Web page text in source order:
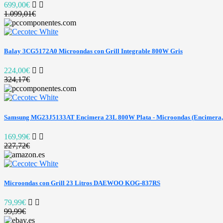
699,00€
1.099,01€
Balay 3CG5172A0 Microondas con Grill Integrable 800W Gris
224,00€
324,17€
Samsung MG23J5133AT Encimera 23L 800W Plata - Microondas
169,99€
227,72€
Microondas con Grill 23 Litros DAEWOO KOG-837RS
79,99€
99,99€